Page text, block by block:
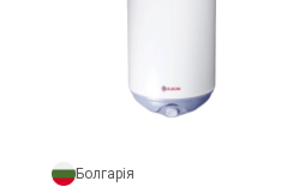
Болгарія